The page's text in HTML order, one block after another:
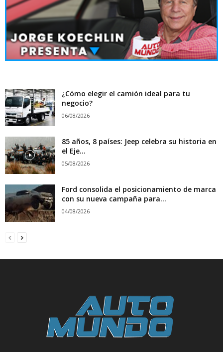
¿Cómo elegir el camión ideal para tu
negocio?
06/08/2026
85 años, 8 países: Jeep celebra su historia en
el Eje...
05/08/2026
Ford consolida el posicionamiento de marca
con su nueva campaña para...
04/08/2026